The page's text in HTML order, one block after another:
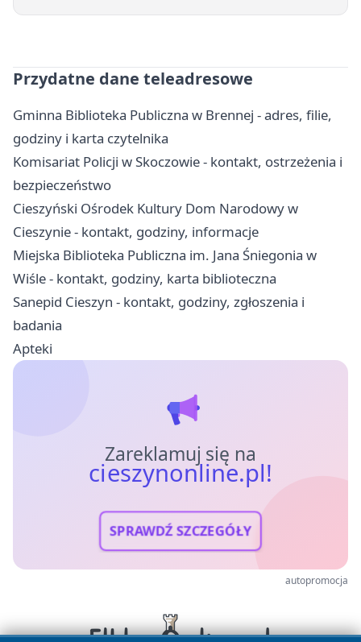
Przydatne dane teleadresowe
Gminna Biblioteka Publiczna w Brennej - adres, filie,
godziny i karta czytelnika
Komisariat Policji w Skoczowie - kontakt, ostrzeżenia i
bezpieczeństwo
Cieszyński Ośrodek Kultury Dom Narodowy w
Cieszynie - kontakt, godziny, informacje
Miejska Biblioteka Publiczna im. Jana Śniegonia w
Wiśle - kontakt, godziny, karta biblioteczna
Sanepid Cieszyn - kontakt, godziny, zgłoszenia i
badania
Apteki
Zareklamuj się na
cieszynonline.pl!
SPRAWDŹ SZCZEGÓŁY
autopromocja